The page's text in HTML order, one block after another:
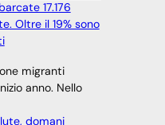
17.176
Oltre il 19% sono
migranti
anno. Nello
domani